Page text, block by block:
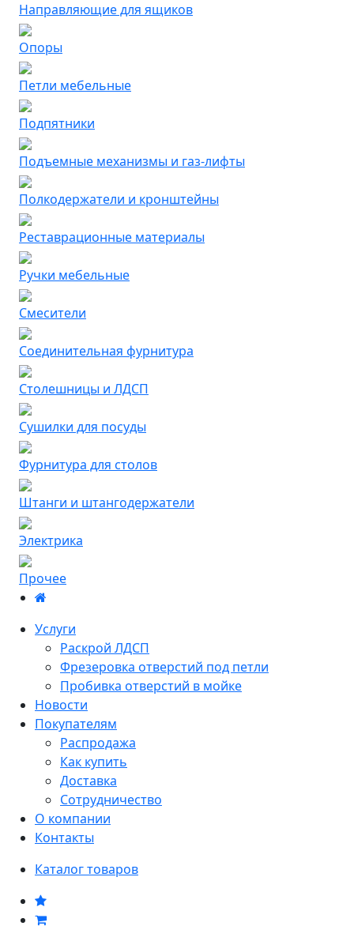
Направляющие для ящиков
Опоры
Петли мебельные
Подпятники
Подъемные механизмы и газ-лифты
Полкодержатели и кронштейны
Реставрационные материалы
Ручки мебельные
Смесители
Соединительная фурнитура
Столешницы и ЛДСП
Сушилки для посуды
Фурнитура для столов
Штанги и штангодержатели
Электрика
Прочее
Услуги
Раскрой ЛДСП
Фрезеровка отверстий под петли
Пробивка отверстий в мойке
Новости
Покупателям
Распродажа
Как купить
Доставка
Сотрудничество
О компании
Контакты
Каталог товаров